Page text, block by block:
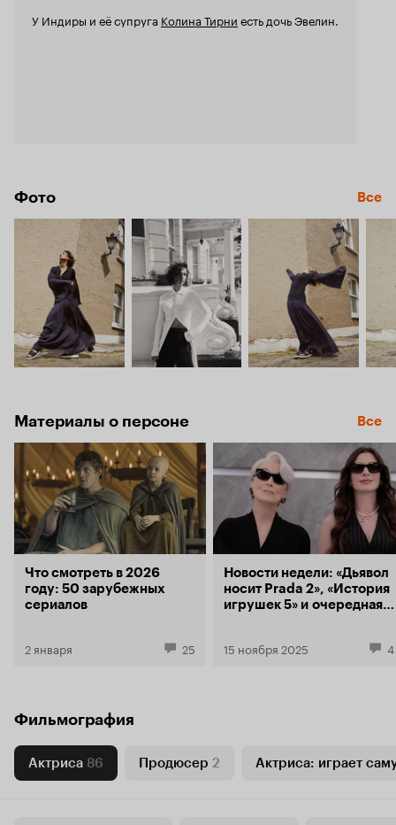
У Индиры и её супруга Колина Тирни есть дочь Эвелин.
Фото Все
Материалы о персоне Все
Что смотреть в 2026
году: 50 зарубежных
сериалов
2 января 25
Новости недели: «Дьявол
носит Prada 2», «История
игрушек 5» и очередная
15 ноября 2025 4
Фильмография
Актриса 86 Продюсер 2 Актриса: играет